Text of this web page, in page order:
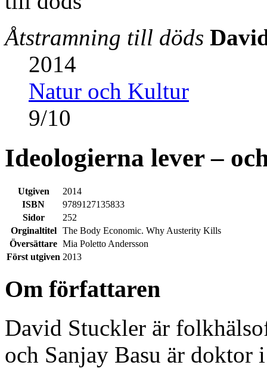
Åtstramning till döds
2014
Natur och Kultur
9/10
Ideologierna lever –
Utgiven
2014
ISBN
9789127135833
Sidor
252
Orginaltitel
The Body Economic. Why Austerity Kills
Översättare Mia Poletto Andersson
Först utgiven 2013
Om författaren
David Stuckler är
och Sanjay Basu är